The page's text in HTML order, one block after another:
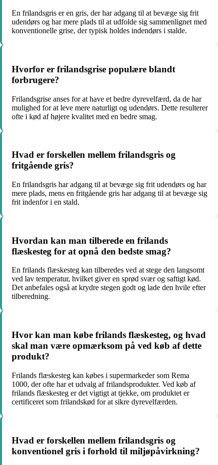
En frilandsgris er en gris, der har adgang til at bevæge sig frit
udendørs og har mere plads til at udfolde sig sammenlignet med
konventionelle grise, der typisk holdes indendørs i stalde.
Hvorfor er frilandsgrise populære blandt
forbrugere?
Frilandsgrise anses for at have et bedre dyrevelfærd, da de har
mulighed for at leve mere naturligt og udendørs. Dette resulterer
ofte i kød af højere kvalitet med en bedre smag.
Hvad er forskellen mellem frilandsgris og
fritgående gris?
En frilandsgris har adgang til at bevæge sig frit udendørs og har
mere plads, mens en fritgående gris har adgang til at bevæge sig
frit indenfor i en stald.
Hvordan kan man tilberede en frilands
flæskesteg for at opnå den bedste smag?
En frilands flæskesteg kan tilberedes ved at stege den langsomt
ved lav temperatur, hvilket giver en sprød svær og saftigt kød.
Det anbefales også at krydre stegen godt og lade den hvile efter
tilberedning.
Hvor kan man købe frilands flæskesteg, og hvad
skal man være opmærksom på ved køb af dette
produkt?
Frilands flæskesteg kan købes i supermarkeder som Rema
1000, der ofte har et udvalg af frilandsprodukter. Ved køb af
frilands flæskesteg er det vigtigt at tjekke, om produktet er
certificeret som frilandskød for at sikre dyrevelfærden.
Hvad er forskellen mellem frilandsgris og
konventionel gris i forhold til miljøpåvirkning?